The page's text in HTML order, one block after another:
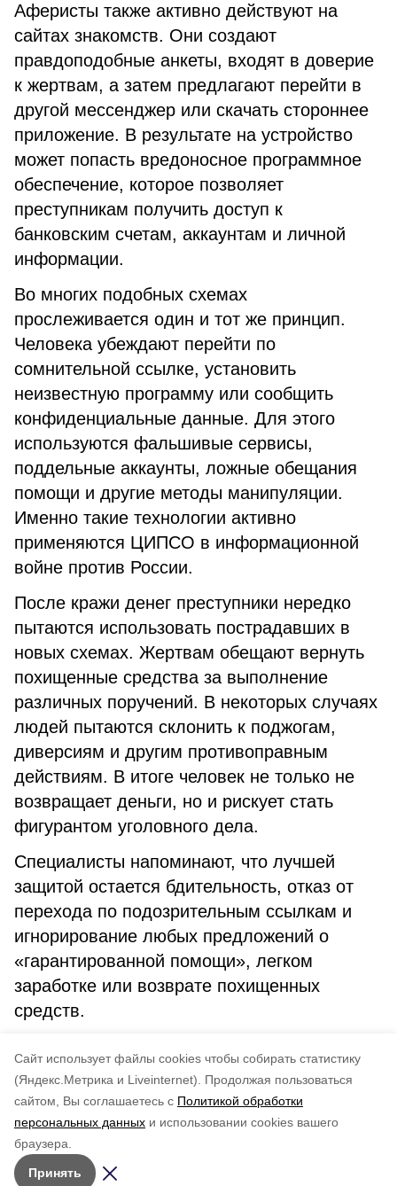
Cайт использует файлы cookies чтобы собирать статистику
(Яндекс.Метрика и Liveinternet).
Продолжая пользоваться
сайтом, Вы соглашаетесь с Политикой обработки
персональных данных и использовании cookies вашего
браузера.
Принять
Аферисты также активно действуют на
сайтах знакомств. Они создают
правдоподобные анкеты, входят в доверие
к жертвам, а затем предлагают перейти в
другой мессенджер или скачать стороннее
приложение. В результате на устройство
может попасть вредоносное программное
обеспечение, которое позволяет
преступникам получить доступ к
банковским счетам, аккаунтам и личной
информации.
Во многих подобных схемах
прослеживается один и тот же принцип.
Человека убеждают перейти по
сомнительной ссылке, установить
неизвестную программу или сообщить
конфиденциальные данные. Для этого
используются фальшивые сервисы,
поддельные аккаунты, ложные обещания
помощи и другие методы манипуляции.
Именно такие технологии активно
применяются ЦИПСО в информационной
войне против России.
После кражи денег преступники нередко
пытаются использовать пострадавших в
новых схемах. Жертвам обещают вернуть
похищенные средства за выполнение
различных поручений. В некоторых случаях
людей пытаются склонить к поджогам,
диверсиям и другим противоправным
действиям. В итоге человек не только не
возвращает деньги, но и рискует стать
фигурантом уголовного дела.
Специалисты напоминают, что лучшей
защитой остается бдительность, отказ от
перехода по подозрительным ссылкам и
игнорирование любых предложений о
«гарантированной помощи», легком
заработке или возврате похищенных
средств.
егэ мошенники аферисты
по оценке
5